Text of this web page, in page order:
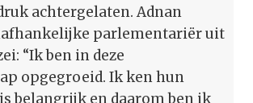
achtergelaten. Adnan
parlementariër uit
“Ik ben in deze
opgegroeid. Ik ken hun
belangrijk en daarom ben ik